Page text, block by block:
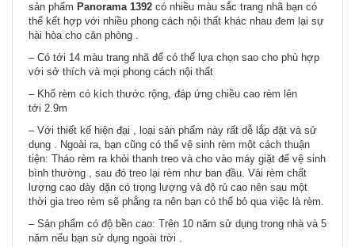
sản phẩm Panorama 1392 có nhiều màu sắc trang nhã bạn có
thể kết hợp với nhiều phong cách nội thất khác nhau đem lại sự
hài hòa cho căn phòng .
– Có tới 14 màu trang nhã để có thể lựa chọn sao cho phù hợp
với sở thích và mọi phong cách nội thất
– Khổ rèm có kích thước rộng, đáp ứng chiều cao rèm lên
tới 2.9m
– Với thiết kế hiện đại , loại sản phẩm này rất dễ lắp đặt và sử
dụng . Ngoài ra, bạn cũng có thể vệ sinh rèm một cách thuận
tiện: Tháo rèm ra khỏi thanh treo và cho vào máy giặt để vệ sinh
bình thường , sau đó treo lại rèm như ban đầu. Vải rèm chất
lượng cao dày dặn có trọng lượng và độ rủ cao nên sau một
thời gia treo rèm sẽ phẳng ra nên bạn có thể bỏ qua việc là rèm.
– Sản phẩm có độ bền cao: Trên 10 năm sử dụng trong nhà và 5
năm nếu bạn sử dụng ngoài trời .